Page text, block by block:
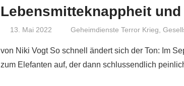
Lebensmitteknappheit
13. Mai 2022 Niki Vogt
Geheimdienste Terror Krieg
von Niki Vogt So schnell ändert sich der Ton: Im
zum Elefanten auf, der dann schlussendlich